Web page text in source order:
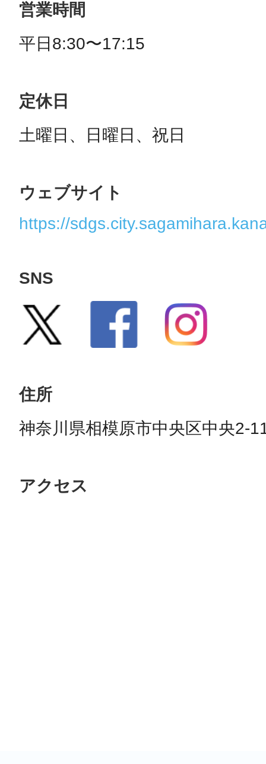
営業時間
平日8:30〜17:15
定休日
土曜日、日曜日、祝日
ウェブサイト
https://
SNS
住所
神奈川県相模原市中央区中央2-
アクセス